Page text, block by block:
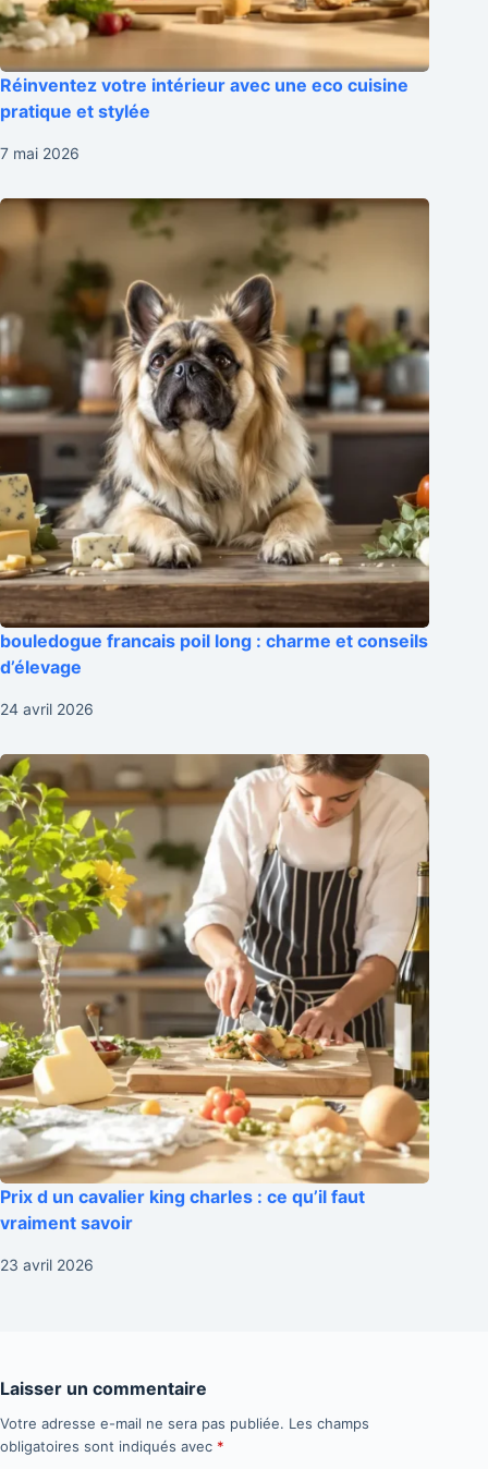
Réinventez votre intérieur avec une eco cuisine
pratique et stylée
7 mai 2026
bouledogue francais poil long : charme et conseils
d’élevage
24 avril 2026
Prix d un cavalier king charles : ce qu’il faut
vraiment savoir
23 avril 2026
Laisser un commentaire
Votre adresse e-mail ne sera pas publiée. Les champs
obligatoires sont indiqués avec *